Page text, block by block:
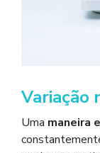
Variação
Uma maneira